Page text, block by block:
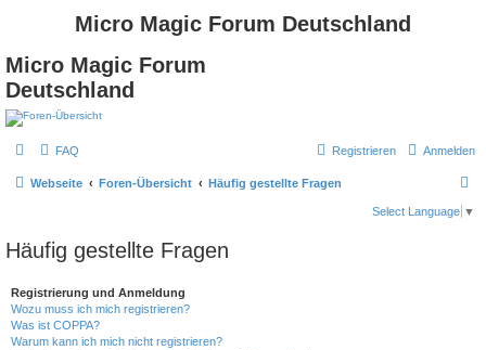
Micro Magic Forum Deutschland
Micro Magic Forum
Deutschland
FAQ Anmelden
Registrieren
Webseite Foren-Übersicht Häufig gestellte Fragen
Select Language ▼
Häufig gestellte Fragen
Registrierung und Anmeldung
Wozu muss ich mich registrieren?
Was ist COPPA?
Warum kann ich mich nicht registrieren?